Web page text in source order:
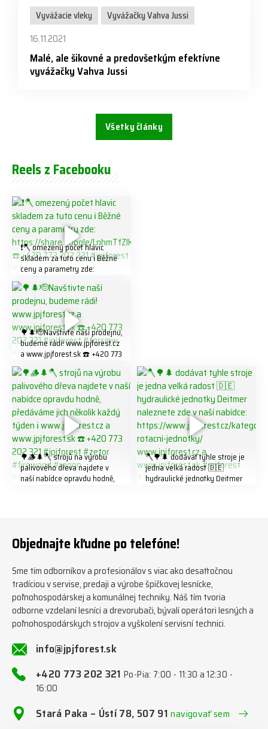
Vyvážacie vleky
Vyvážačky Vahva Jussi
16.11.2021
Malé, ale šikovné a predovšetkým efektívne
vyvážačky Vahva Jussi
Všetky články
Reels z Facebooku
❗️🪓 omezený počet hlavic
skladem za tuto cenu ℹ️ Běžné
ceny a parametry zde:
K8W5t7i6o ☎️ +420 773 202
321 #jpjforest #forsmw
#firewood #
🌳🌲🫡Navštivte naší prodejnu,
budeme rádi! www.jpjforest.cz
a www.jpjforest.sk ☎️ +420 773
#biojack #regon #vahvajussi
🌳🪵🌲🪓 strojů na výrobu
palivového dřeva najdete v
naší nabídce opravdu hodně,
#firewoodproduction
🪓🌳🌲 dodávat tyhle stroje je
jedna velká radost 🇩🇪
hydraulické jednotky Deitmer
#firewood #deitmer
Objednajte kľudne po telefóne!
Sme tím odborníkov a profesionálov s viac ako desaťročnou
tradíciou v servise, predaji a výrobe špičkovej lesnícke,
poľnohospodárskej a komunálnej techniky. Náš tím tvoria
odborne vzdelaní lesníci a drevorubači, bývalí operátori lesných a
poľnohospodárskych strojov a vyškolení servisní technici.
info@jpjforest.sk
+420 773 202 321Po-Pia: 7:00 - 11:30 a 12:30 -
16:00
Stará Paka – Ústí 78, 507 91navigovať sem